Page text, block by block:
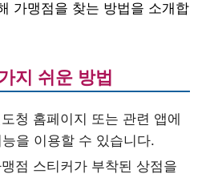
가맹점을 찾는 방법을 소개합
지 쉬운 방법
청 홈페이지 또는 관련 앱에
을 이용할 수 있습니다.
점 스티커가 부착된 상점을